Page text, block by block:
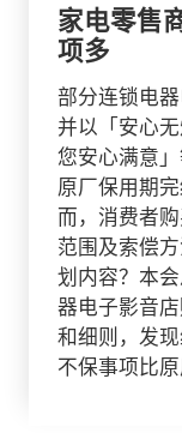
家电零售商
项多
部分连锁电
并以「安心
您安心满意
原厂保用期
而，消费者
范围及索偿
划内容？本
器电子影音
和细则，发
不保事项比